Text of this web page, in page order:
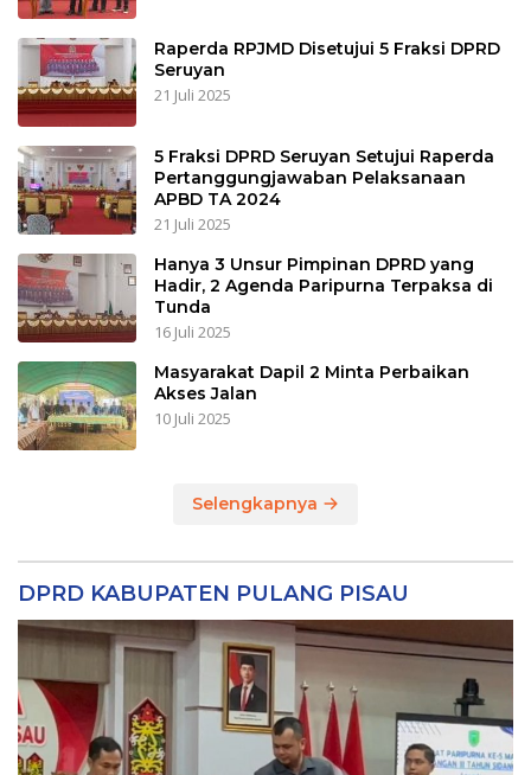
Raperda RPJMD Disetujui 5 Fraksi DPRD
Seruyan
21 Juli 2025
5 Fraksi DPRD Seruyan Setujui Raperda
Pertanggungjawaban Pelaksanaan
APBD TA 2024
21 Juli 2025
Hanya 3 Unsur Pimpinan DPRD yang
Hadir, 2 Agenda Paripurna Terpaksa di
Tunda
16 Juli 2025
Masyarakat Dapil 2 Minta Perbaikan
Akses Jalan
10 Juli 2025
Selengkapnya
DPRD KABUPATEN PULANG PISAU